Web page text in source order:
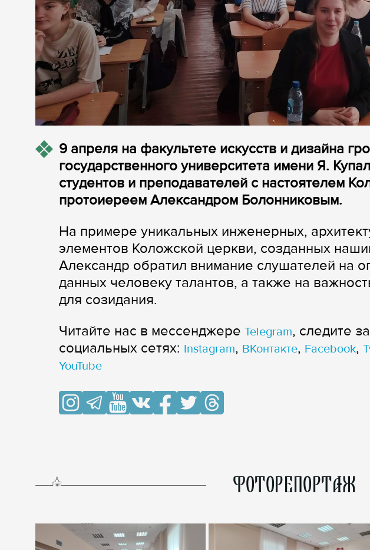
9 апреля на факультете искусств и дизайна
государственного университета имени Я.
студентов и преподавателей с настоятелем
протоиереем Александром Болонниковым.
На примере уникальных инженерных,
элементов Коложской церкви, созданных
Александр обратил внимание слушателей на
данных человеку талантов, а также на
для созидания.
Читайте нас в мессенджере Telegram, следите
cоциальных сетях: Instagram, ВКонтакте, Facebook,
YouTube
ФОТОРЕПОРТАЖ